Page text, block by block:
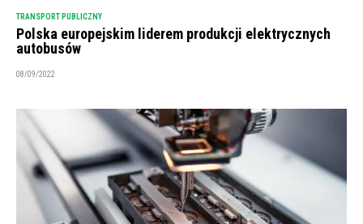
TRANSPORT PUBLICZNY
Polska europejskim liderem produkcji elektrycznych
autobusów
08/09/2022